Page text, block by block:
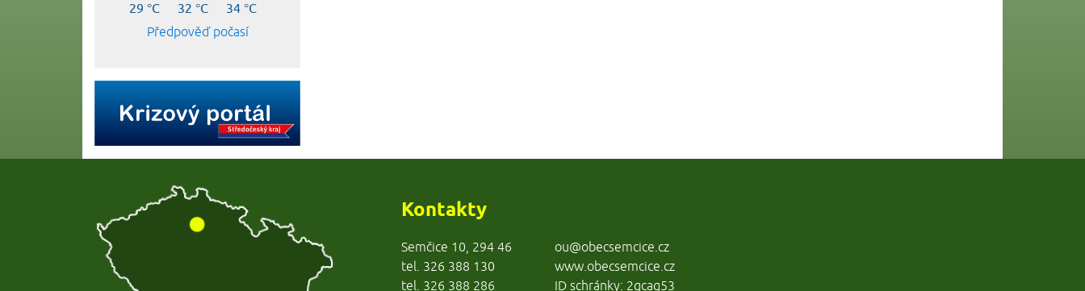
29 °C 32 °C 34 °C
Předpověď počasí
Kontakty
Semčice 10, 294 46
tel. 326 388 130
tel. 326 388 286
ou@obecsemcice.cz
www.obecsemcice.cz
ID schránky: 2gcag53